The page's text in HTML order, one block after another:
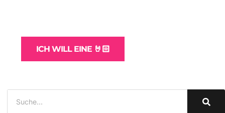
ICH WILL EINE 🤘🏻